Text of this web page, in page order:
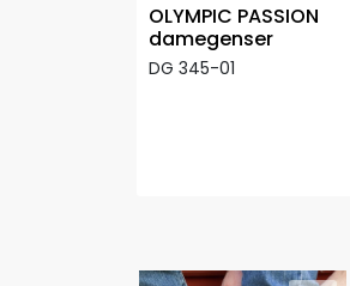
OLYMPIC PASSION
damegenser
DG 345-01